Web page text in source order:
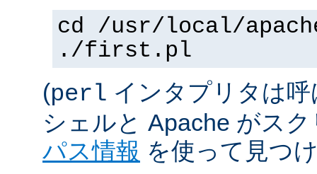
cd /usr/local/
./first.pl
(perl インタプリタは
シェルと Apache がス
パス情報 を使って見つ